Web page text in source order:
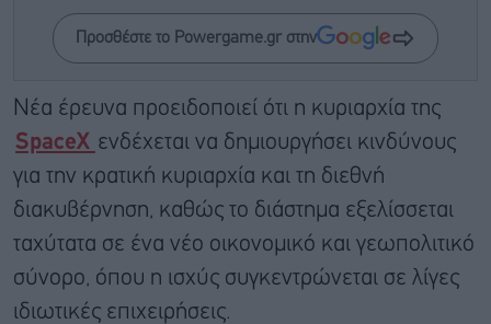
Προσθέστε το Powergame.gr στην
Νέα έρευνα προειδοποιεί ότι η κυριαρχία της
SpaceX ενδέχεται να δημιουργήσει κινδύνους
για την κρατική κυριαρχία και τη διεθνή
διακυβέρνηση, καθώς το διάστημα εξελίσσεται
ταχύτατα σε ένα νέο οικονομικό και γεωπολιτικό
σύνορο, όπου η ισχύς συγκεντρώνεται σε λίγες
ιδιωτικές επιχειρήσεις.